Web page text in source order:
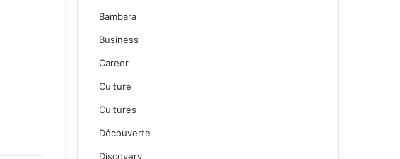
Bambara
Business
Career
Culture
Cultures
Découverte
Discovery